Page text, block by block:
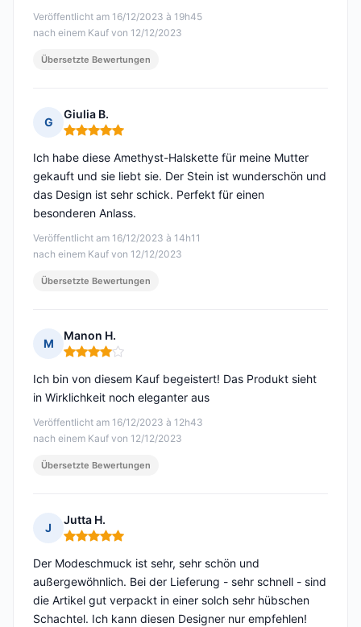
Veröffentlicht am 16/12/2023 à 19h45
nach einem Kauf von 12/12/2023
Übersetzte Bewertungen
G
Giulia B.
Hinweis: 5 von 5
Veröffentlicht am 16/12/2023 à 14h11
nach einem Kauf von 12/12/2023
Ich habe diese Amethyst-Halskette für meine Mutter
gekauft und sie liebt sie. Der Stein ist wunderschön und
das Design ist sehr schick. Perfekt für einen
besonderen Anlass.
Übersetzte Bewertungen
M
Manon H.
Hinweis: 4 von 5
Veröffentlicht am 16/12/2023 à 12h43
nach einem Kauf von 12/12/2023
Ich bin von diesem Kauf begeistert! Das Produkt sieht
in Wirklichkeit noch eleganter aus
Übersetzte Bewertungen
J
Jutta H.
Hinweis: 5 von 5
Der Modeschmuck ist sehr, sehr schön und
außergewöhnlich. Bei der Lieferung - sehr schnell - sind
die Artikel gut verpackt in einer solch sehr hübschen
Schachtel. Ich kann diesen Designer nur empfehlen!